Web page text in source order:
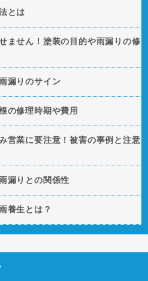
とは
ません！塗装の目的や雨漏りの修
漏りのサイン
の修理時期や費用
営業に要注意！被害の事例と注意
漏りとの関係性
養生とは？